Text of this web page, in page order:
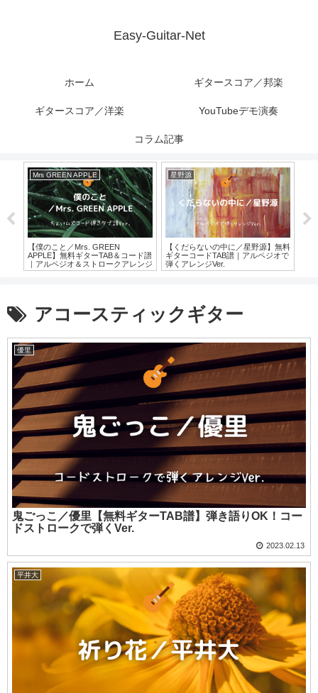
Easy-Guitar-Net
ホーム ギタースコア／邦楽
ギタースコア／洋楽 YouTubeデモ演奏
コラム記事
Mrs GREEN APPLE
【僕のこと／Mrs. GREEN
APPLE】無料ギターTAB＆コード譜
｜アルペジオ＆ストロークアレンジ
Ver.
星野源
【くだらないの中に／星野源】無料
ギターコードTAB譜｜アルペジオで
弾くアレンジVer.
アコースティックギター
優里
鬼ごっこ／優里【無料ギターTAB譜】弾き語りOK！コー
ドストロークで弾くVer.
2023.02.13
平井大